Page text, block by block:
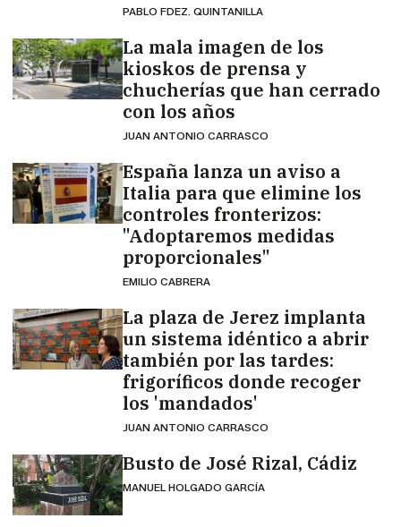
PABLO FDEZ. QUINTANILLA
La mala imagen de los
kioskos de prensa y
chucherías que han cerrado
con los años
JUAN ANTONIO CARRASCO
España lanza un aviso a
Italia para que elimine los
controles fronterizos:
"Adoptaremos medidas
proporcionales"
EMILIO CABRERA
La plaza de Jerez implanta
un sistema idéntico a abrir
también por las tardes:
frigoríficos donde recoger
los 'mandados'
JUAN ANTONIO CARRASCO
Busto de José Rizal, Cádiz
MANUEL HOLGADO GARCÍA